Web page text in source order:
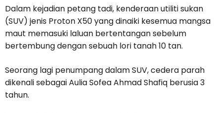
Dalam kejadian petang tadi, kenderaan utiliti sukan
(SUV) jenis Proton X50 yang dinaiki kesemua mangsa
maut memasuki laluan bertentangan sebelum
bertembung dengan sebuah lori tanah 10 tan.
Seorang lagi penumpang dalam SUV, cedera parah
dikenali sebagai Aulia Sofea Ahmad Shafiq berusia 3
tahun.